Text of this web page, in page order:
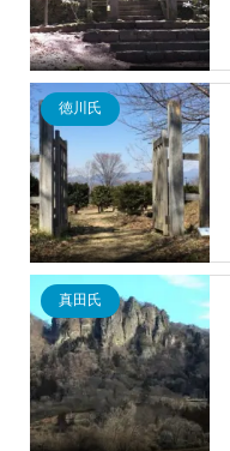
徳川氏
真田氏